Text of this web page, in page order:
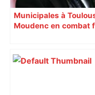
Municipales à
Moudenc en combat